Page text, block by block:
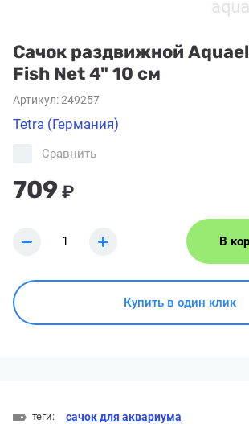
Сачок раздвижной
Fish Net 4" 10 см
Артикул:249257
Tetra (Германия)
709₽
Сравнить
В
Купить в один клик
теги: сачок для аквариума